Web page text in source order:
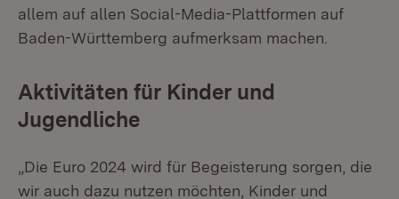
allem auf allen Social-Media-Plattformen auf
Baden-Württemberg aufmerksam machen.
Aktivitäten für Kinder und
Jugendliche
„Die Euro 2024 wird für Begeisterung sorgen, die
wir auch dazu nutzen möchten, Kinder und